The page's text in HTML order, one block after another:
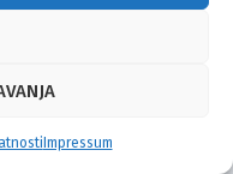
Impressum